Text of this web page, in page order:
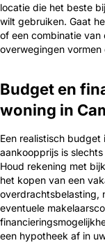
locatie die het beste
wilt gebruiken. Gaat
of een combinatie van
overwegingen
Budget en
woning in
Een realistisch
aankoopprijs is
Houd rekening met
het kopen van een
overdrachtsbelasting,
eventuele
een hypotheek af in